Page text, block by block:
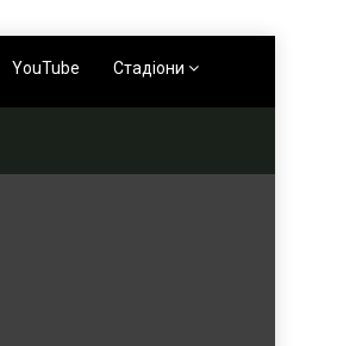
YouTube Стадіони